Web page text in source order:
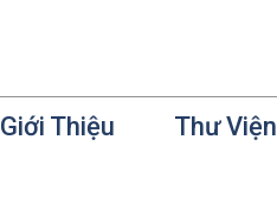
Giới Thiệu Thư Viện